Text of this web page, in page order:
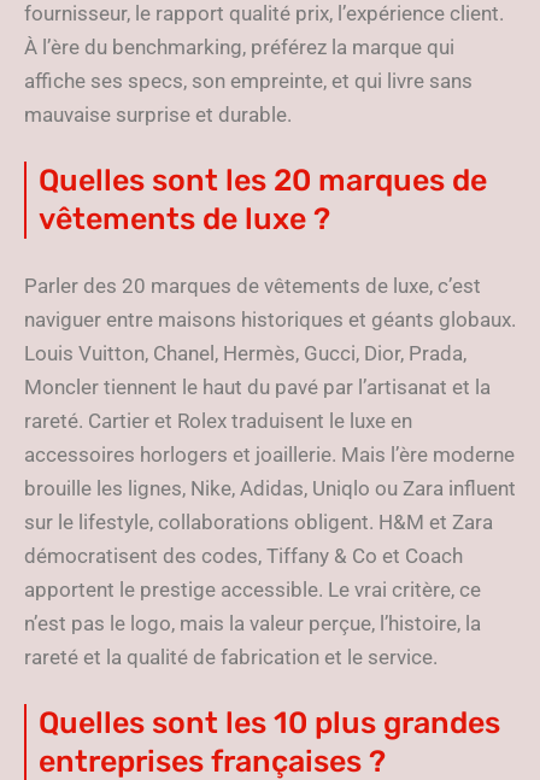
fournisseur, le rapport qualité prix, l’expérience client.
À l’ère du benchmarking, préférez la marque qui
affiche ses specs, son empreinte, et qui livre sans
mauvaise surprise et durable.
Quelles sont les 20 marques de
vêtements de luxe ?
Parler des 20 marques de vêtements de luxe, c’est
naviguer entre maisons historiques et géants globaux.
Louis Vuitton, Chanel, Hermès, Gucci, Dior, Prada,
Moncler tiennent le haut du pavé par l’artisanat et la
rareté. Cartier et Rolex traduisent le luxe en
accessoires horlogers et joaillerie. Mais l’ère moderne
brouille les lignes, Nike, Adidas, Uniqlo ou Zara influent
sur le lifestyle, collaborations obligent. H&M et Zara
démocratisent des codes, Tiffany & Co et Coach
apportent le prestige accessible. Le vrai critère, ce
n’est pas le logo, mais la valeur perçue, l’histoire, la
rareté et la qualité de fabrication et le service.
Quelles sont les 10 plus grandes
entreprises françaises ?